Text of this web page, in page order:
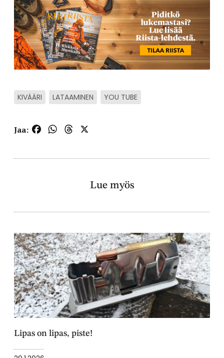
KIVÄÄRI LATAAMINEN YOU TUBE
Jaa: FacebookWhatsApp
Threads
Lue myös
Lipas on lipas, piste!